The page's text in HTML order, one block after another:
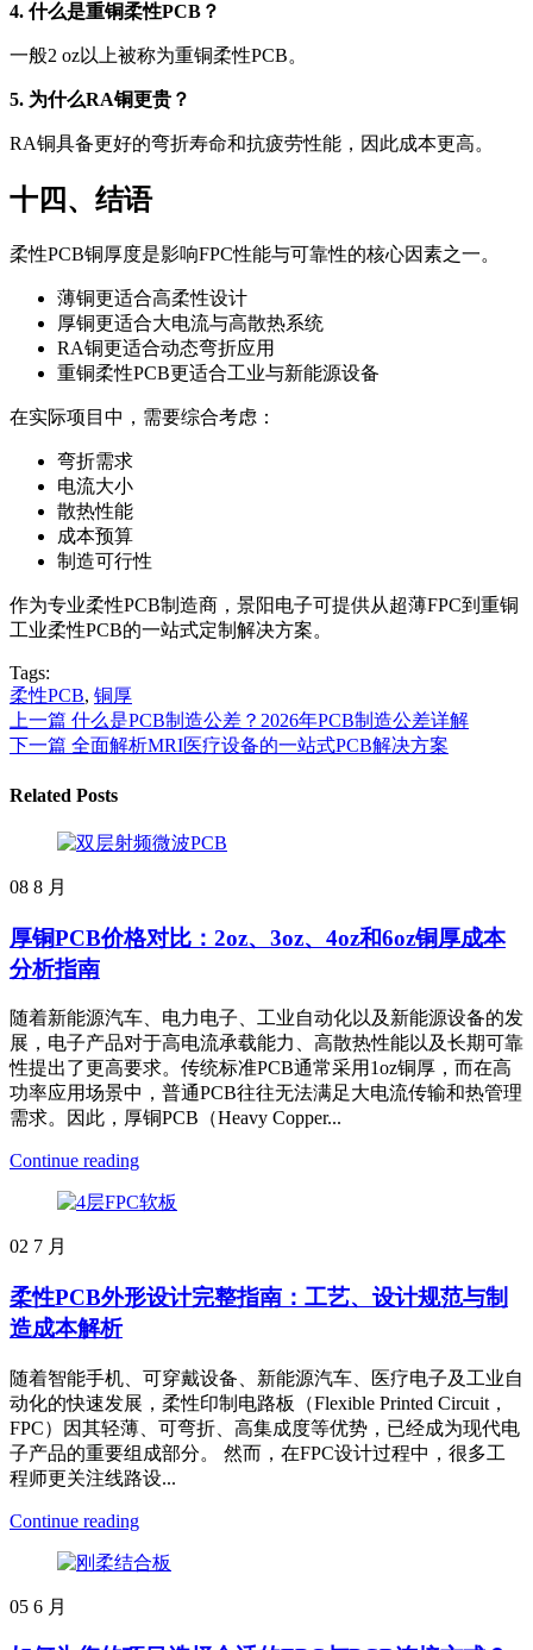
4. 什么是重铜柔性PCB？
一般2 oz以上被称为重铜柔性PCB。
5. 为什么RA铜更贵？
RA铜具备更好的弯折寿命和抗疲劳性能，因此成本更高。
十四、结语
柔性PCB铜厚度是影响FPC性能与可靠性的核心因素之一。
薄铜更适合高柔性设计
厚铜更适合大电流与高散热系统
RA铜更适合动态弯折应用
重铜柔性PCB更适合工业与新能源设备
在实际项目中，需要综合考虑：
弯折需求
电流大小
散热性能
成本预算
制造可行性
作为专业柔性PCB制造商，景阳电子可提供从超薄FPC到重铜
工业柔性PCB的一站式定制解决方案。
Tags:
柔性PCB, 铜厚
上一篇 什么是PCB制造公差？2026年PCB制造公差详解
下一篇 全面解析MRI医疗设备的一站式PCB解决方案
Related Posts
08 8 月
厚铜PCB价格对比：2oz、3oz、4oz和6oz铜厚成本
分析指南
随着新能源汽车、电力电子、工业自动化以及新能源设备的发
展，电子产品对于高电流承载能力、高散热性能以及长期可靠
性提出了更高要求。传统标准PCB通常采用1oz铜厚，而在高
功率应用场景中，普通PCB往往无法满足大电流传输和热管理
需求。因此，厚铜PCB（Heavy Copper...
Continue reading
02 7 月
柔性PCB外形设计完整指南：工艺、设计规范与制
造成本解析
随着智能手机、可穿戴设备、新能源汽车、医疗电子及工业自
动化的快速发展，柔性印制电路板（Flexible Printed Circuit，
FPC）因其轻薄、可弯折、高集成度等优势，已经成为现代电
子产品的重要组成部分。 然而，在FPC设计过程中，很多工
程师更关注线路设...
Continue reading
05 6 月